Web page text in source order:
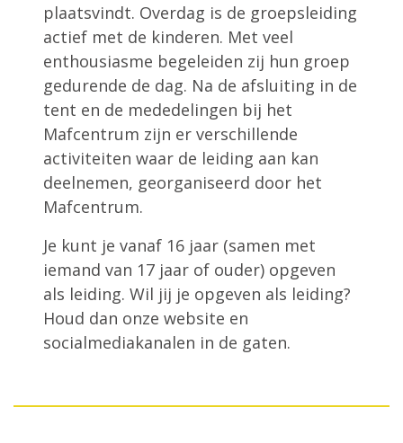
plaatsvindt. Overdag is de groepsleiding
actief met de kinderen. Met veel
enthousiasme begeleiden zij hun groep
gedurende de dag. Na de afsluiting in de
tent en de mededelingen bij het
Mafcentrum zijn er verschillende
activiteiten waar de leiding aan kan
deelnemen, georganiseerd door het
Mafcentrum.
Je kunt je vanaf 16 jaar (samen met
iemand van 17 jaar of ouder) opgeven
als leiding. Wil jij je opgeven als leiding?
Houd dan onze website en
socialmediakanalen in de gaten.